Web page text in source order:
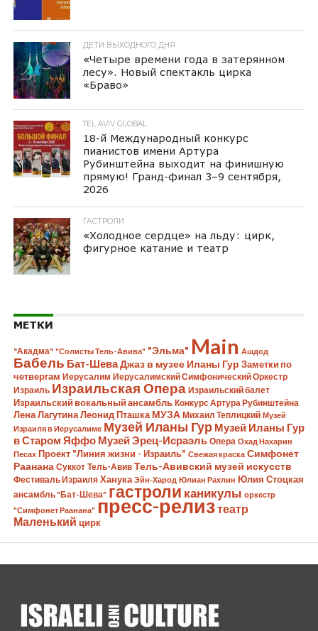
ДЕТИ ВЫХОДНОГО ДНЯ
«Четыре времени года в затерянном
лесу». Новый спектакль цирка
«Браво»
TEL AVIV GLOBAL
18-й Международный конкурс
пианистов имени Артура
Рубинштейна выходит на финишную
прямую! Гранд-финал 3–9 сентября,
2026
ГАСТРОЛИ
«Холодное сердце» на льду: цирк,
фигурное катание и театр
МЕТКИ
"Акадма" "Солисты Тель-Авива" "Эльма" Main Ашдод
Бабель Бат-ШеваДжаз в музее Иланы Гур Заметки по
четвергам Иерусалим Иерусалимский Симфонический Оркестр
Израиль Израильская Опера Израильский балет
Израильский вокальный ансамбль Конкурс Артура Рубинштейна
Лена Лагутина Леонид Пташка МУЗА Михаил Теплицкий Музей
Израиля в Иерусалиме Музей Иланы Гур Музей Иланы Гур
в Старом Яффо Музей Эрец-Исраэль Опера Охад Нахарин
Песах Проект "Линия жизни - Израиль" Свежая краска Симфонет
Раанана Суккот Тель-Авив Тель-Авивский музей искусств
Фестиваль Израиля Ханука Эйн-Харод Юлиан Рахлин Юлия Стоцкая
ансамбль "Бат-Шева" гастроли каникулы оркестр
"Симфонет Раанана" пресс-релизтеатр
Маленький цирк